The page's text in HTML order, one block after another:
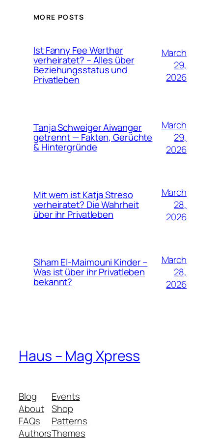
MORE POSTS
Ist Fanny Fee Werther
verheiratet? – Alles über
Beziehungsstatus und
Privatleben
March
29,
2026
Tanja Schweiger Aiwanger
getrennt — Fakten, Gerüchte
& Hintergründe
March
29,
2026
Mit wem ist Katja Streso
verheiratet? Die Wahrheit
über ihr Privatleben
March
28,
2026
Siham El-Maimouni Kinder –
Was ist über ihr Privatleben
bekannt?
March
28,
2026
Haus – Mag Xpress
Blog
About
FAQs
Authors
Events
Shop
Patterns
Themes